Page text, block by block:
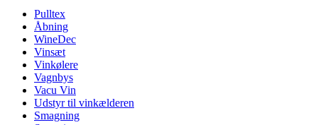
Dimensioner (BxHxD cm)
Vægt (kg)
Højde (cm)
Dybde (cm)
Pulltex
Åbning
WineDec
Vinsæt
Vinkølere
Vagnbys
Vacu Vin
Udstyr til vinkælderen
Smagning